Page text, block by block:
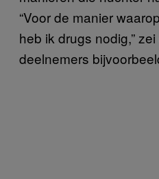
“Voor de manier
heb ik drugs nodig,”
deelnemers